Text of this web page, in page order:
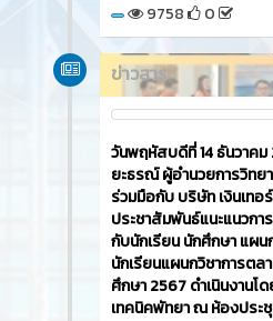
9758 0
ข่าวสาร
วันพฤหัสบดีที่ 14 ธันวาค
ยะธรณ์ ผู้อำนวยการวิทย
ร่วมมือกับ บริษัท เงินเทอ
ประชาสัมพันธ์แนะแนวกา
กับนักเรียน นักศึกษา แผ
นักเรียนแผนกวิชาการตล
ศึกษา 2567 ดำเนินงานโ
เทคนิคพัทยา ณ ห้องประ